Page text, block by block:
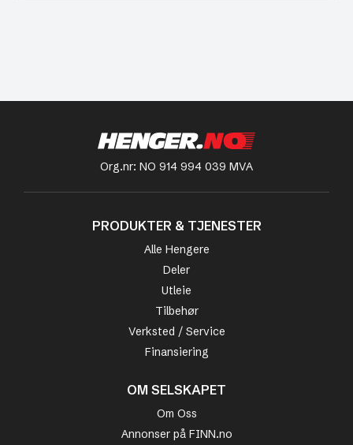
Org.nr: NO 914 994 039 MVA
PRODUKTER & TJENESTER
Alle Hengere
Deler
Utleie
Tilbehør
Verksted / Service
Finansiering
OM SELSKAPET
Om Oss
Annonser på FINN.no